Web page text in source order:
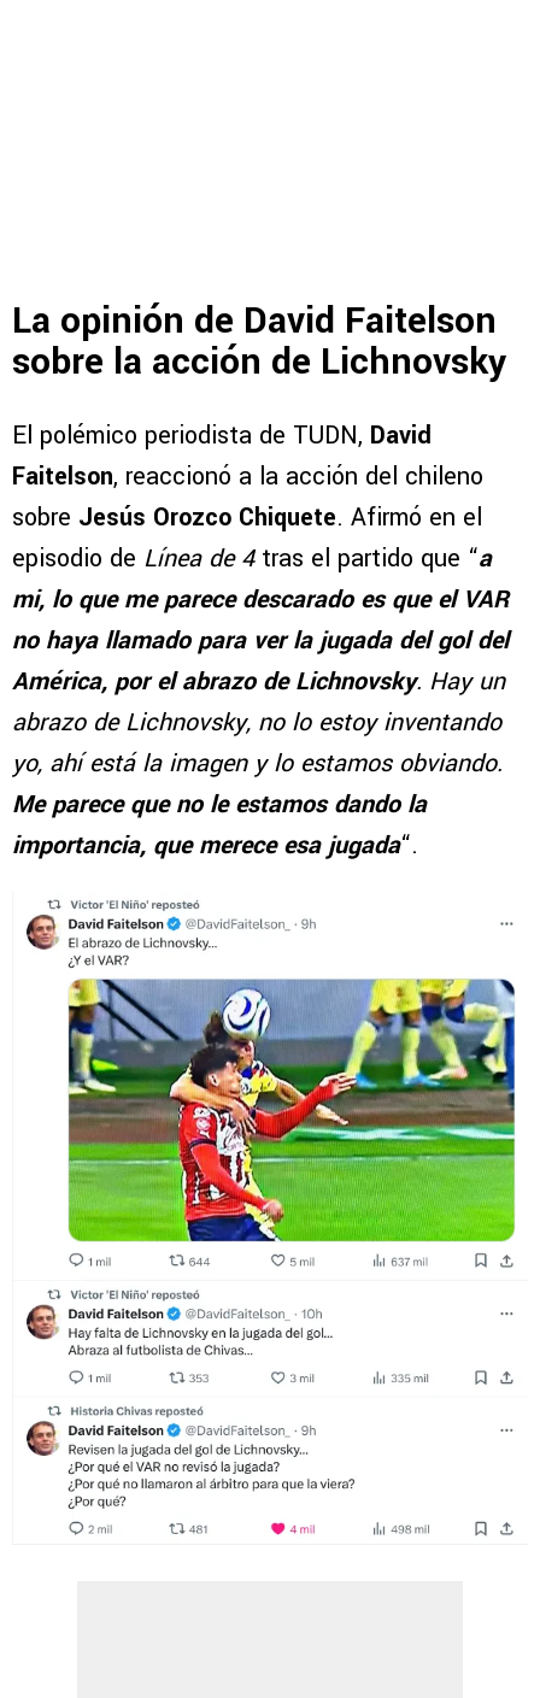
La opinión de David Faitelson
sobre la acción de Lichnovsky
El polémico periodista de TUDN, David
Faitelson, reaccionó a la acción del chileno
sobre Jesús Orozco Chiquete. Afirmó en el
episodio de Línea de 4tras el partido que “a
mi, lo que me parece descarado es que el VAR
no haya llamado para ver la jugada del gol del
América, por el abrazo de Lichnovsky. Hay un
abrazo de Lichnovsky, no lo estoy inventando
yo, ahí está la imagen y lo estamos obviando.
Me parece que no le estamos dando la
importancia, que merece esa jugada“.